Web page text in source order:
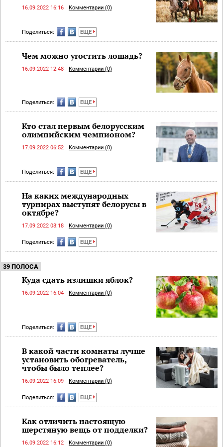
16.09.2022 16:16 Комментарии (0)
Поделиться: ЕЩЕ
Чем можно угостить лошадь?
16.09.2022 12:48 Комментарии (0)
Поделиться: ЕЩЕ
Кто стал первым белорусским
олимпийским чемпионом?
17.09.2022 06:52 Комментарии (0)
Поделиться: ЕЩЕ
На каких международных
турнирах выступят белорусы в
октябре?
17.09.2022 08:18 Комментарии (0)
Поделиться: ЕЩЕ
39 ПОЛОСА
Куда сдать излишки яблок?
16.09.2022 16:04 Комментарии (0)
Поделиться: ЕЩЕ
В какой части комнаты лучше
установить обогреватель,
чтобы было теплее?
16.09.2022 16:09 Комментарии (0)
Поделиться: ЕЩЕ
Как отличить настоящую
шерстяную вещь от подделки?
16.09.2022 16:12 Комментарии (0)